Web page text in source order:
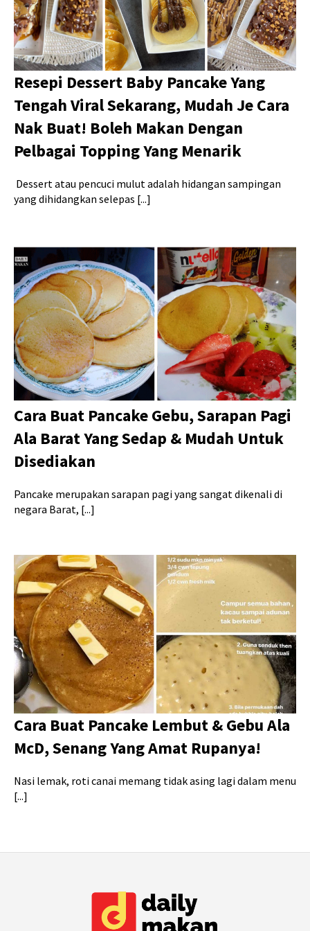
Resepi Dessert Baby Pancake Yang
Tengah Viral Sekarang, Mudah Je Cara
Nak Buat! Boleh Makan Dengan
Pelbagai Topping Yang Menarik
Dessert atau pencuci mulut adalah hidangan sampingan
yang dihidangkan selepas [...]
Cara Buat Pancake Gebu, Sarapan Pagi
Ala Barat Yang Sedap & Mudah Untuk
Disediakan
Pancake merupakan sarapan pagi yang sangat dikenali di
negara Barat, [...]
Cara Buat Pancake Lembut & Gebu Ala
McD, Senang Yang Amat Rupanya!
Nasi lemak, roti canai memang tidak asing lagi dalam menu
[...]